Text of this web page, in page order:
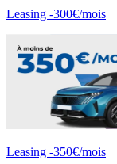
Leasing -300€/mois
Leasing -350€/mois